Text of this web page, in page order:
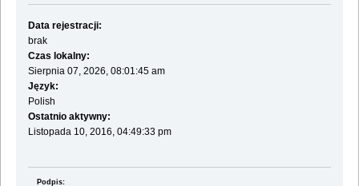
Data rejestracji:
brak
Czas lokalny:
Sierpnia 07, 2026, 08:01:45 am
Język:
Polish
Ostatnio aktywny:
Listopada 10, 2016, 04:49:33 pm
Podpis: